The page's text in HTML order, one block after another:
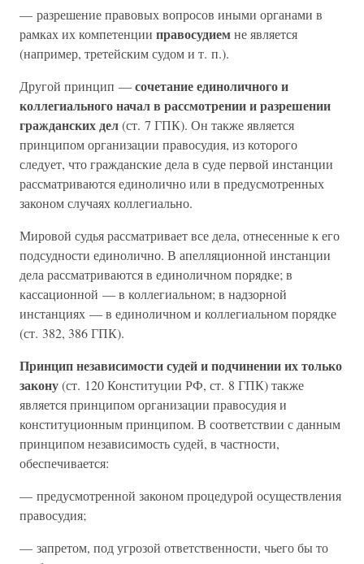
— разрешение правовых вопросов иными органами в
рамках их компетенции правосудиемне является
(например, третейским судом и т. п.).
Другой принцип —сочетание единоличного и
коллегиального начал в рассмотрении и разрешении
гражданских дел(ст. 7 ГПК). Он также является
принципом организации правосудия, из которого
следует, что гражданские дела в суде первой инстанции
рассматриваются единолично или в предусмотренных
законом случаях коллегиально.
Мировой судья рассматривает все дела, отнесенные к его
подсудности единолично. В апелляционной инстанции
дела рассматриваются в единоличном порядке; в
кассационной — в коллегиальном; в надзорной
инстанциях — в единоличном и коллегиальном порядке
(ст. 382, 386 ГПК).
Принцип независимости судей и подчинении их только
закону(ст. 120 Конституции РФ, ст. 8 ГПК) также
является принципом организации правосудия и
конституционным принципом. В соответствии с данным
принципом независимость судей, в частности,
обеспечивается:
— предусмотренной законом процедурой осуществления
правосудия;
— запретом, под угрозой ответственности, чьего бы то